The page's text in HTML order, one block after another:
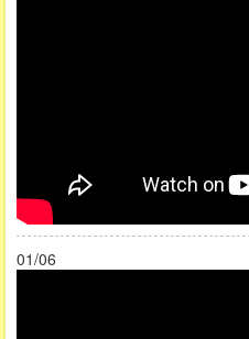
01/06